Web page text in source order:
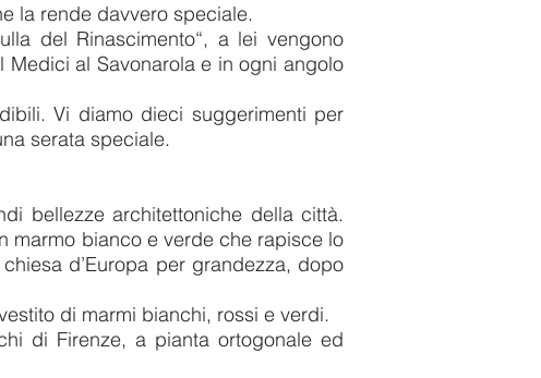
la rende davvero speciale.
del Rinascimento“, a lei vengono
al Savonarola e in ogni angolo
Vi diamo dieci suggerimenti per
serata speciale.
bellezze architettoniche della città.
marmo bianco e verde che rapisce lo
d’Europa per grandezza, dopo
di marmi bianchi, rossi e verdi.
di Firenze, a pianta ortogonale ed